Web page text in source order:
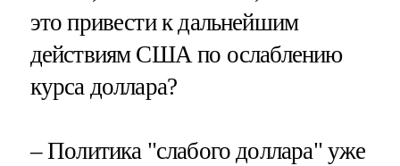
это привести к дальнейшим
действиям США по ослаблению
курса доллара?
– Политика "слабого доллара" уже